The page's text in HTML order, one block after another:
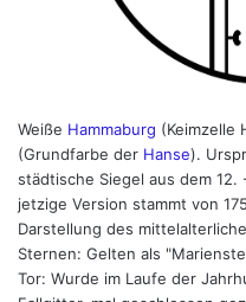
Weiße Hammaburg (Keimzelle
(Grundfarbe der Hanse).
städtische Siegel aus dem
jetzige Version stammt von
Darstellung des
Sternen: Gelten als
Tor: Wurde im Laufe der